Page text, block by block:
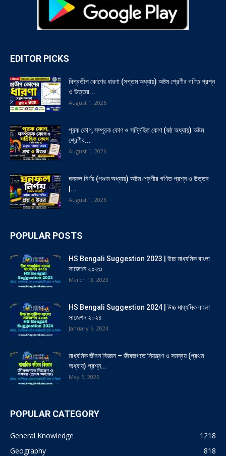
EDITOR PICKS
বিপ্রতীপ কোণের ধারণা (সপ্তম অধ্যায়) অষ্টম শ্রেণীর গণিত প্রশ্ন
ও উত্তর...
August 1, 2026
পূরক কোণ, সম্পূরক কোণ ও সন্নিহিত কোণ (ষষ্ঠ অধ্যায়) অষ্টম
শ্রেণীর...
August 1, 2026
ঘনফল নির্ণয় (পঞ্চম অধ্যায়) অষ্টম শ্রেণীর গণিত প্রশ্ন ও উত্তর
|...
August 1, 2026
POPULAR POSTS
HS Bengali Suggestion 2023 | উচ্চ মাধ্যমিক বাংলা
সাজেশন ২০২৩
March 13, 2023
HS Bengali Suggestion 2024 | উচ্চ মাধ্যমিক বাংলা
সাজেশন ২০২৪
January 6, 2024
মাধ্যমিক জীবন বিজ্ঞান – জীবজগতে নিয়ন্ত্রণ ও সমন্বয় (প্রথম
অধ্যায়) প্রশ্ন...
May 5, 2026
POPULAR CATEGORY
General Knowledge
1218
Geography
818